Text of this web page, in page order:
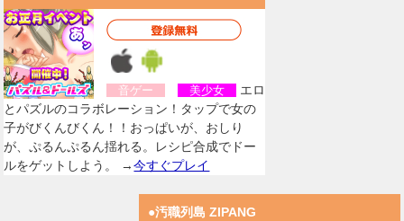
音ゲー 美少女
エロ
とパズルのコラボレーション！タップで女の
子がびくんびくん！！おっぱいが、おしり
が、ぷるんぷるん揺れる。レシピ合成でドー
ルをゲットしよう。 →今すぐプレイ
●汚職列島 ZIPANG